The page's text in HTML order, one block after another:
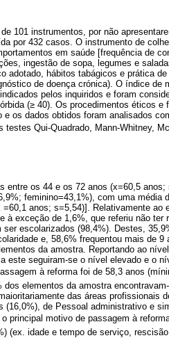
101 instrumentos, por não
por 432 casos. O instrumento de
em saúde [frequência de
ingestão de sopa, legumes e
adotado, hábitos tabágicos e prática
de doença crónica). O índice de
pelos inquiridos e foram
(≥ 40). Os procedimentos éticos e
os dados obtidos foram analisados
Qui-Quadrado, Mann-Whitney,
entre os 44 e os 72 anos (x=60,5 anos;
feminino=43,1%), com uma média
anos; s=5,54)]. Relativamente ao
exceção de 1,6%, que referiu não ter
escolarizados (98,4%). Destes,
e, 58,6% frequentou mais de 9
da amostra. Reportando ao
este seguiram-se o nível elevado e o
à reforma foi de 58,3 anos
elementos da amostra
das áreas profissionais
de Pessoal administrativo e
motivo de passagem à
(ex. idade e tempo de serviço,